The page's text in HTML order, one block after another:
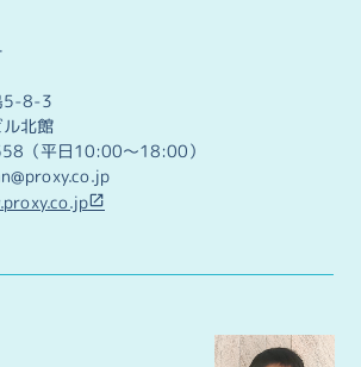
リニューアルいたしました。
とって使いやすいサイトを目指して
後ともどうぞよろしくお願い申し上
連絡等につきましては、5月6日
5-8-3
北館
（平日10:00～18:00）